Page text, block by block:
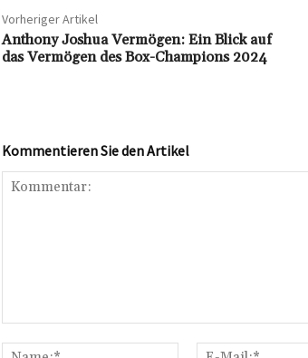
Vorheriger Artikel
Anthony Joshua Vermögen: Ein Blick auf
das Vermögen des Box-Champions 2024
Kommentieren Sie den Artikel
Name:*